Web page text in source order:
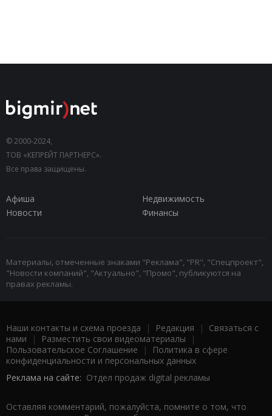
© 2000-2024,
ТОВ «КЕПРЕЙТ ПАРТНЕРС».
Все права защищены.
Афиша
Недвижимость
Новости
Финансы
Материалы, отмеченные знаками "Реклама", "PR", "Спецпроект",
"Новости компаний", "Актуально", "Промо", публикуются на
правах рекламы.
Наши контакты и схема проезда | Редакция | Связаться с
нами | Разместить свои видеоматериалы |
Пользовательское Соглашение |
Политика в сфере
конфиденциальности и персональных данных
Реклама на сайте: Отдел продаж digital рекламы
Оставляя комментарий, пожалуйста, помните о том, что